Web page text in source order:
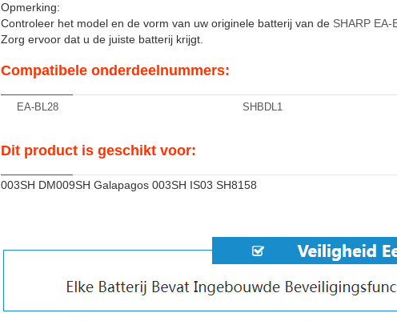
Opmerking:
Controleer het model en de vorm van uw originele batterij van de SHARP EA-
Zorg ervoor dat u de juiste batterij krijgt.
Compatibele onderdeelnummers:
EA-BL28 SHBDL1
Dit product is geschikt voor:
003SH DM009SH Galapagos 003SH IS03 SH8158